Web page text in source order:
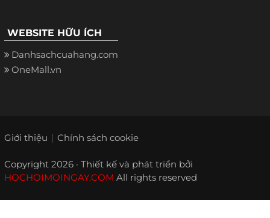
WEBSITE HỮU ÍCH
Danhsachcuahang.com
OneMall.vn
Giới thiệu Chính sách cookie
Copyright 2026 · Thiết kế và phát triển bởi
HOCHOIMOINGAY.COM All rights reserved